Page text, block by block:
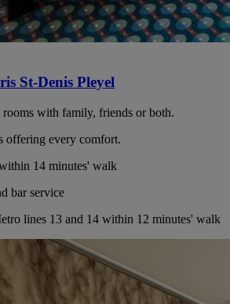
St-Denis Pleyel
with family, friends or both.
offering every comfort.
14 minutes' walk
bar service
lines 13 and 14 within 12 minutes' walk